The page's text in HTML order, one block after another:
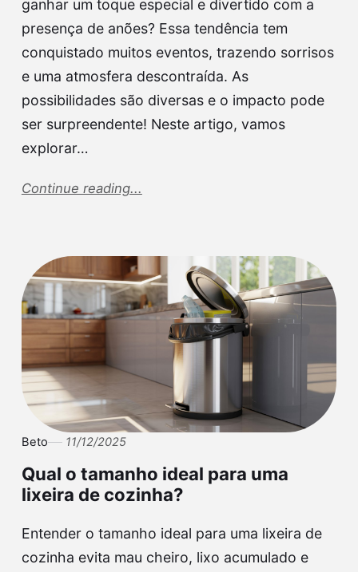
ganhar um toque especial e divertido com a
presença de anões? Essa tendência tem
conquistado muitos eventos, trazendo sorrisos
e uma atmosfera descontraída. As
possibilidades são diversas e o impacto pode
ser surpreendente! Neste artigo, vamos
explorar…
Continue reading...
Beto 11/12/2025
Qual o tamanho ideal para uma
lixeira de cozinha?
Entender o tamanho ideal para uma lixeira de
cozinha evita mau cheiro, lixo acumulado e